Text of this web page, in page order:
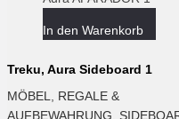
In den Warenkorb
Treku, Aura Sideboard 1
MÖBEL
REGALE &
AUFBEWAHRUNG